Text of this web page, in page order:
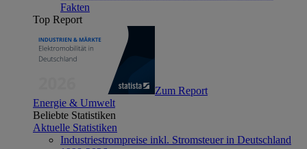
Fakten
Top Report
Zum Report
Energie & Umwelt
Beliebte Statistiken
Aktuelle Statistiken
Industriestrompreise inkl. Stromsteuer in Deutschland